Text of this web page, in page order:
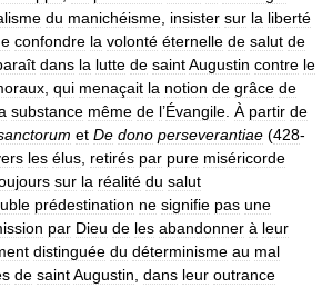
du manichéisme insister sur la liberté
confondre la volonté éternelle de salut de
dans la lutte de saintAugustin contre le
qui menaçait la notion de grâce de
substance même de l’Évangile À partir de
et De dono perseverantiae (428-
les élus retirés par pure miséricorde
sur la réalité du salut
prédestination ne signifie pas une
par Dieu de les abandonner à leur
distinguée du déterminisme au mal
de saintAugustin dans leur outrance